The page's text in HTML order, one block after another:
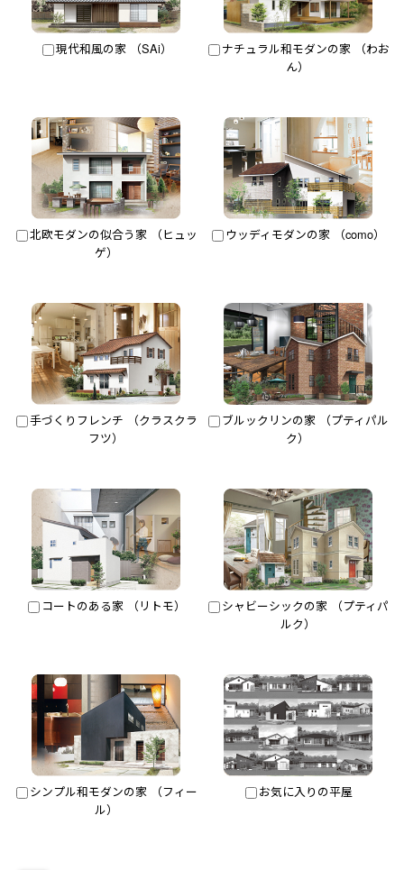
現代和風の家 （SAi）
ナチュラル和モダンの家 （わお
ん）
北欧モダンの似合う家 （ヒュッ
ゲ）
ウッディモダンの家 （como）
手づくりフレンチ （クラスクラ
フツ）
ブルックリンの家 （プティパル
ク）
コートのある家 （リトモ）
シャビーシックの家 （プティパ
ルク）
シンプル和モダンの家 （フィー
ル）
お気に入りの平屋